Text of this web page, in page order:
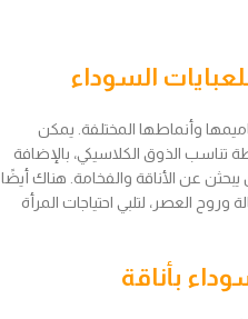
السوداء
وأنماطها المختلفة. يمكن
تناسب الذوق الكلاسيكي، بالإضافة
عن الأناقة والفخامة. هناك أيضًا
العصر، لتلبي احتياجات المرأة
بأناقة